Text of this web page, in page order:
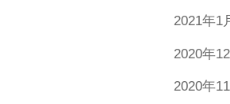
2021年1
2020年
2020年